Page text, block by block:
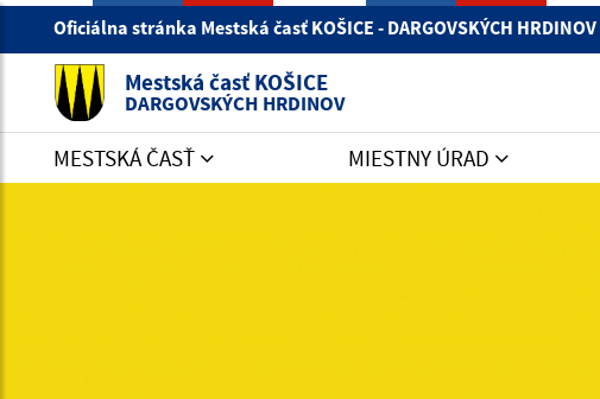
Oficiálna stránka Mestská časť KOŠICE - DARGOVSKÝCH HRDINOV
Mestská časť KOŠICE
DARGOVSKÝCH HRDINOV
MESTSKÁ ČASŤ MIESTNY ÚRAD